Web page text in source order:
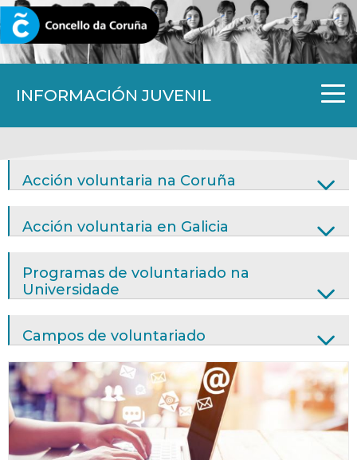
INFORMACIÓN JUVENIL
CORUNA.GAL
Acción voluntaria na Coruña
Acción voluntaria en Galicia
Programas de voluntariado na
Universidade
Campos de voluntariado